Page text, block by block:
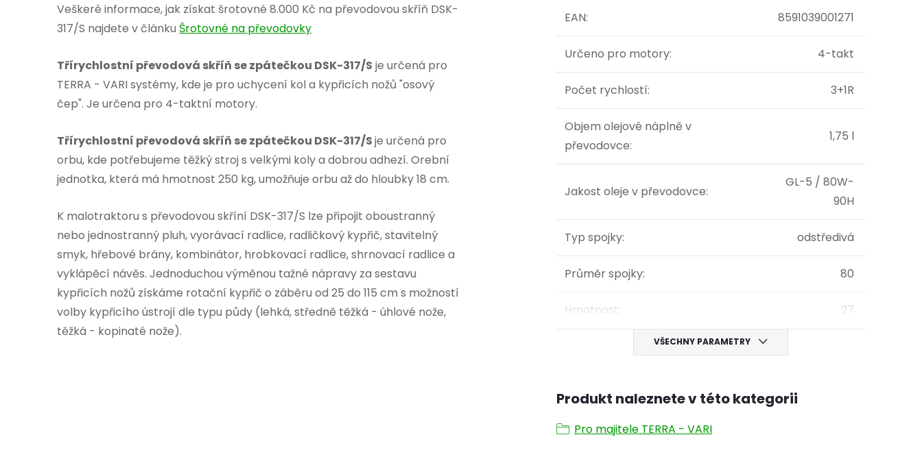
Veškeré informace, jak získat šrotovné 8.000 Kč na převodovou skříň DSK-
317/S najdete v článku Šrotovné na převodovky
Třírychlostní převodová skříň se zpátečkou DSK-317/S je určená pro
TERRA - VARI systémy, kde je pro uchycení kol a kypřicích nožů "osový
čep". Je určena pro 4-taktní motory.
Třírychlostní převodová skříň se zpátečkou DSK-317/Sje určená pro
orbu, kde potřebujeme těžký stroj s velkými koly a dobrou adhezí. Orební
jednotka, která má hmotnost 250 kg, umožňuje orbu až do hloubky 18 cm.
K malotraktoru s převodovou skříní DSK-317/S lze připojit oboustranný
nebo jednostranný pluh, vyorávací radlice, radličkový kypřič, stavitelný
smyk, hřebové brány, kombinátor, hrobkovací radlice, shrnovací radlice a
vyklápěcí návěs. Jednoduchou výměnou tažné nápravy za sestavu
kypřicích nožů získáme rotační kypřič o záběru od 25 do 115 cm s možností
volby kypřicího ústrojí dle typu půdy (lehká, středně těžká - úhlové nože,
těžká - kopinaté nože).
EAN: 8591039001271
Určeno pro motory: 4-takt
Počet rychlostí: 3+1R
Objem olejové náplně v
převodovce:
1,75 l
Jakost oleje v převodovce:
GL-5 / 80W-
90H
Typ spojky: odstředivá
Průměr spojky: 80
Hmotnost: 27
VŠECHNY PARAMETRY
Produkt naleznete v této kategorii
Pro majitele TERRA - VARI